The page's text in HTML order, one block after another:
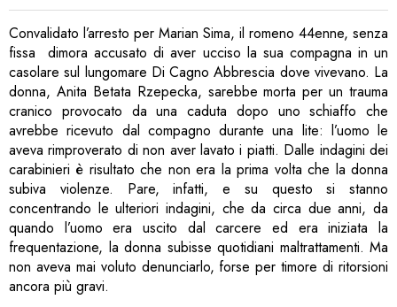
Convalidato l’arresto per Marian Sima, il romeno 44enne, senza
fissa dimora accusato di aver ucciso la sua compagna in un
casolare sul lungomare Di Cagno Abbrescia dove vivevano. La
donna, Anita Betata Rzepecka, sarebbe morta per un trauma
cranico provocato da una caduta dopo uno schiaffo che
avrebbe ricevuto dal compagno durante una lite: l’uomo le
aveva rimproverato di non aver lavato i piatti. Dalle indagini dei
carabinieri è risultato che non era la prima volta che la donna
subiva violenze. Pare, infatti, e su questo si stanno
concentrando le ulteriori indagini, che da circa due anni, da
quando l’uomo era uscito dal carcere ed era iniziata la
frequentazione, la donna subisse quotidiani maltrattamenti. Ma
non aveva mai voluto denunciarlo, forse per timore di ritorsioni
ancora più gravi.